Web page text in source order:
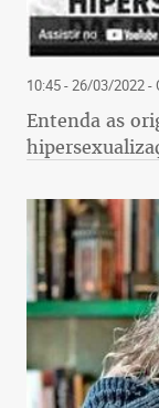
10:45 - 26/03/2022-
Entenda as